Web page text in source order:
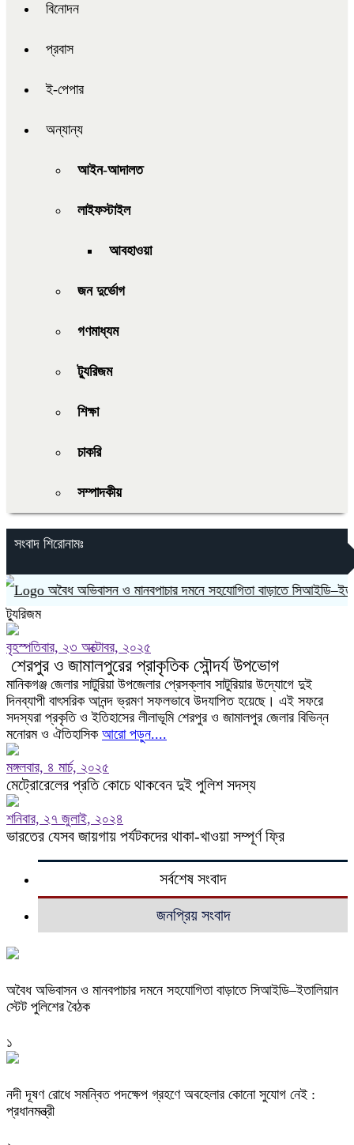
বিনোদন
প্রবাস
ই-পেপার
অন্যান্য
আইন-আদালত
লাইফস্টাইল
আবহাওয়া
জন দুর্ভোগ
গণমাধ্যম
ট্যুরিজম
শিক্ষা
চাকরি
সম্পাদকীয়
সংবাদ শিরোনামঃ
অবৈধ অভিবাসন ও মানবপাচার দমনে সহযোগিতা বাড়াতে
ট্যুরিজম
বৃহস্পতিবার, ২৩ অক্টোবর, ২০২৫
শেরপুর ও জামালপুরের প্রাকৃতিক সৌন্দর্য উপভোগ
​মানিকগঞ্জ জেলার সাটুরিয়া উপজেলার প্রেসক্লাব সাটুরিয়ার উদ্যোগে দুই
দিনব্যাপী বাৎসরিক আনন্দ ভ্রমণ সফলভাবে উদযাপিত হয়েছে। এই সফরে
সদস্যরা প্রকৃতি ও ইতিহাসের লীলাভূমি শেরপুর ও জামালপুর জেলার বিভিন্ন
মনোরম ও ঐতিহাসিক আরো পড়ুন....
মঙ্গলবার, ৪ মার্চ, ২০২৫
মেট্রোরেলের প্রতি কোচে থাকবেন দুই পুলিশ সদস্য
শনিবার, ২৭ জুলাই, ২০২৪
ভারতের যেসব জায়গায় পর্যটকদের থাকা-খাওয়া সম্পূর্ণ ফ্রি
সর্বশেষ সংবাদ
জনপ্রিয় সংবাদ
অবৈধ অভিবাসন ও মানবপাচার দমনে সহযোগিতা বাড়াতে সিআইডি–ইতালিয়ান
স্টেট পুলিশের বৈঠক
১
নদী দূষণ রোধে সমন্বিত পদক্ষেপ গ্রহণে অবহেলার কোনো সুযোগ নেই :
প্রধানমন্ত্রী